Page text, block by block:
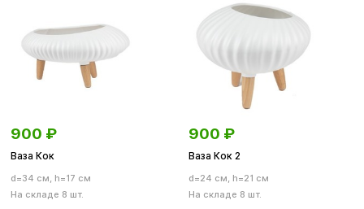
900 ₽
Ваза Кок
d=34 см, h=17 см
На складе 8 шт.
900 ₽
Ваза Кок 2
d=24 см, h=21 см
На складе 8 шт.